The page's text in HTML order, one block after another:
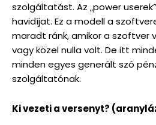
szolgáltatást. Az „power
havidíjat. Ez a modell a
maradt ránk, amikor a szoftver
vagy közel nulla volt. De itt
minden egyes generált szó
szolgáltatónak.
Ki vezeti a versenyt?